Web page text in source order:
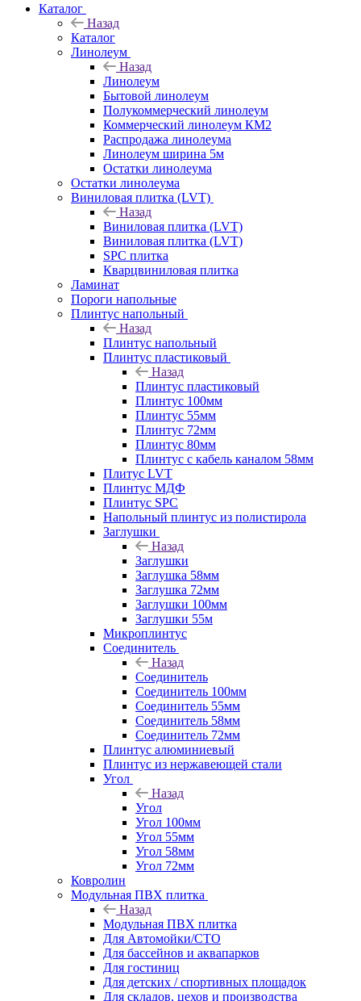
Каталог
Назад
Каталог
Линолеум
Назад
Линолеум
Бытовой линолеум
Полукоммерческий линолеум
Коммерческий линолеум КМ2
Распродажа линолеума
Линолеум ширина 5м
Остатки линолеума
Остатки линолеума
Виниловая плитка (LVT)
Назад
Виниловая плитка (LVT)
Виниловая плитка (LVT)
SPC плитка
Кварцвиниловая плитка
Ламинат
Пороги напольные
Плинтус напольный
Назад
Плинтус напольный
Плинтус пластиковый
Назад
Плинтус пластиковый
Плинтус 100мм
Плинтус 55мм
Плинтус 72мм
Плинтус 80мм
Плинтус с кабель каналом 58мм
Плитус LVT
Плинтус МДФ
Плинтус SPC
Напольный плинтус из полистирола
Заглушки
Назад
Заглушки
Заглушка 58мм
Заглушка 72мм
Заглушки 100мм
Заглушки 55м
Микроплинтус
Соединитель
Назад
Соединитель
Соединитель 100мм
Соединитель 55мм
Соединитель 58мм
Соединитель 72мм
Плинтус алюминиевый
Плинтус из нержавеющей стали
Угол
Назад
Угол
Угол 100мм
Угол 55мм
Угол 58мм
Угол 72мм
Ковролин
Модульная ПВХ плитка
Назад
Модульная ПВХ плитка
Для Автомойки/СТО
Для бассейнов и аквапарков
Для гостиниц
Для детских / спортивных площадок
Для складов, цехов и производства